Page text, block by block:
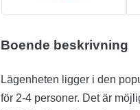
Boende beskrivning
Lägenheten ligger i den
för 2-4 personer. Det är